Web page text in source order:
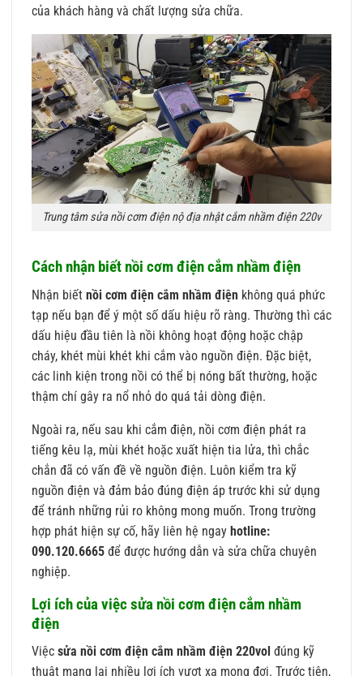
của khách hàng và chất lượng sửa chữa.
Trung tâm sửa nồi cơm điện nộ địa nhật cắm nhầm điện 220v
Cách nhận biết nồi cơm điện cắm nhầm điện
Nhận biết nồi cơm điện cắm nhầm điện không quá phức
tạp nếu bạn để ý một số dấu hiệu rõ ràng. Thường thì các
dấu hiệu đầu tiên là nồi không hoạt động hoặc chập
cháy, khét mùi khét khi cắm vào nguồn điện. Đặc biệt,
các linh kiện trong nồi có thể bị nóng bất thường, hoặc
thậm chí gây ra nổ nhỏ do quá tải dòng điện.
Ngoài ra, nếu sau khi cắm điện, nồi cơm điện phát ra
tiếng kêu lạ, mùi khét hoặc xuất hiện tia lửa, thì chắc
chắn đã có vấn đề về nguồn điện. Luôn kiểm tra kỹ
nguồn điện và đảm bảo đúng điện áp trước khi sử dụng
để tránh những rủi ro không mong muốn. Trong trường
hợp phát hiện sự cố, hãy liên hệ ngay hotline:
090.120.6665 để được hướng dẫn và sửa chữa chuyên
nghiệp.
Lợi ích của việc sửa nồi cơm điện cắm nhầm
điện
Việc sửa nồi cơm điện cắm nhầm điện 220vol đúng kỹ
thuật mang lại nhiều lợi ích vượt xa mong đợi. Trước tiên,